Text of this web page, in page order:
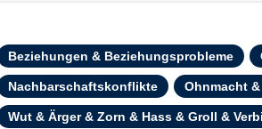
Beziehungen & Beziehungsprobleme
Nachbarschaftskonflikte Ohnmacht
Wut & Ärger & Zorn & Hass & Groll &